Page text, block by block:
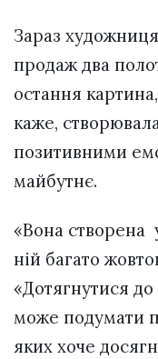
Зараз
продаж два
остання
каже,
позитивними
майбутнє.
«Вона створена
ній багато
«Дотягнутися
може подумати
яких хоче